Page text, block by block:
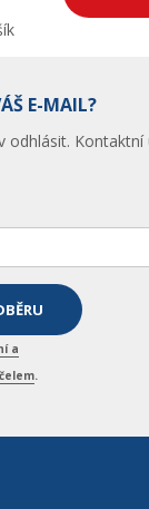
E-MAIL?
odhlásit. Kontaktní
a
.